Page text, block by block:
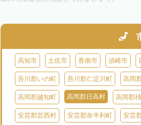
高知市 土佐市 香南市 須崎市
吾川郡いの町 吾川郡仁淀川町 高岡
高岡郡越知町 高岡郡日高村 高岡郡
安芸郡芸西村 安芸郡奈半利町 安芸